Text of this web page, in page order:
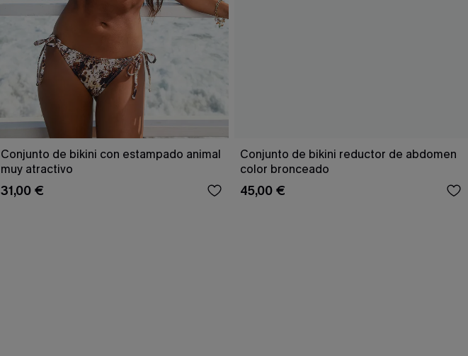
Conjunto de bikini con estampado animal
muy atractivo
31,00 €
Conjunto de bikini reductor de abdomen
color bronceado
45,00 €